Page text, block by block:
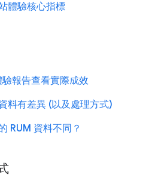
體驗核心指標
報告查看實際成效
料有差異 (以及處理方式)
RUM 資料不同？